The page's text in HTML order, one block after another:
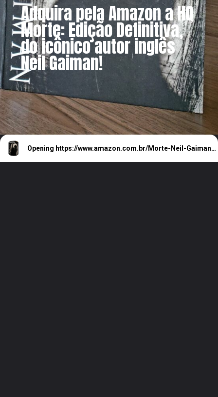
Adquira pela Amazon a HQ
Morte: Edição Definitiva,
do icônico autor inglês
Neil Gaiman!
Opening https://www.amazon.com.br/Morte-Neil-Gaiman/dp/8583680043/ref=sr_1_15?__mk_pt_BR=%25C3%2585M%25C3%2585%25C5%25BD%25C3%2595%25C3%2591&amp&crid=3U3SML4M8I8SZ&amp&keywords=sandman&amp&qid=1659311863&amp&s=books&amp&sprefix=sandman%252Cstripbooks%252C337&amp&sr=1-15&_encoding=UTF8&tag=metagalaxia-20&linkCode=ur2&linkId=c5110b7faac1b380fa338d3cd0c6ec27&camp=1789&creative=9325